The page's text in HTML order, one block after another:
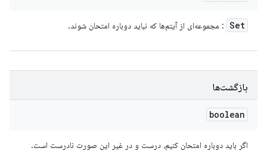
Set : مجموعه‌ای از آیتم‌ها که نباید دوباره امتحان شوند.
بازگشت‌ها
boolean
اگر باید دوباره امتحان کنیم، درست و در غیر این صورت نادرست است.